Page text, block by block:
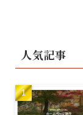
人気記事